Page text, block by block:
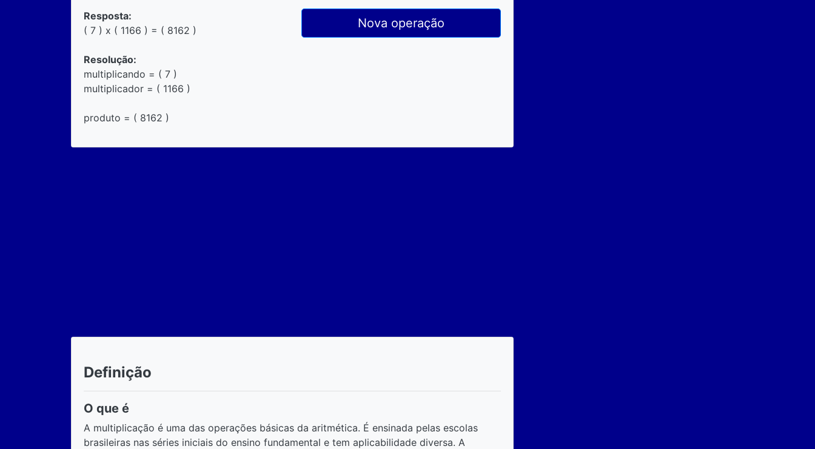
Resposta:
( 7 ) x ( 1166 ) = ( 8162 )
Resolução:
multiplicando = ( 7 )
multiplicador = ( 1166 )
produto = ( 8162 )
Nova operação
Definição
O que é
A multiplicação é uma das operações básicas da aritmética. É ensinada pelas escolas
brasileiras nas séries iniciais do ensino fundamental e tem aplicabilidade diversa. A